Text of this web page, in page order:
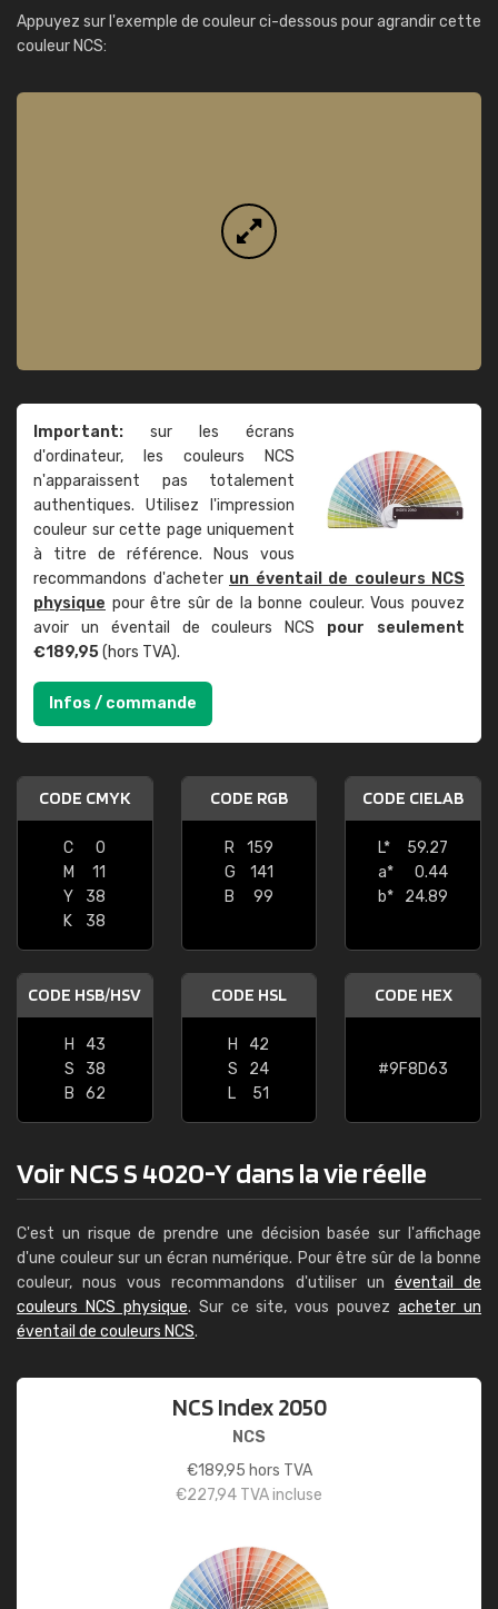
Appuyez sur l'exemple de couleur ci-dessous pour agrandir cette
couleur NCS:
Important: sur les écrans
d'ordinateur, les couleurs NCS
n'apparaissent pas totalement
authentiques. Utilisez l'impression
couleur sur cette page uniquement
à titre de référence. Nous vous
recommandons d'acheter un éventail de couleurs NCS
physique pour être sûr de la bonne couleur. Vous pouvez
avoir un éventail de couleurs NCS pour seulement
€189,95(hors TVA).
Infos / commande
CODE CMYK
C
0
M
11
Y
38
K
38
CODE RGB
R
159
G
141
B
99
CODE CIELAB
L*
59.27
a*
0.44
b*
24.89
CODE HSB/HSV
H
43
S
38
B
62
CODE HSL
H
42
S
24
L
51
CODE HEX
#9F8D63
Voir NCS S 4020-Y dans la vie réelle
C'est un risque de prendre une décision basée sur l'affichage
d'une couleur sur un écran numérique. Pour être sûr de la bonne
couleur, nous vous recommandons d'utiliser un éventail de
couleurs NCS physique. Sur ce site, vous pouvezacheter un
éventail de couleurs NCS.
NCS Index 2050
NCS
€189,95 hors TVA
€227,94 TVA incluse